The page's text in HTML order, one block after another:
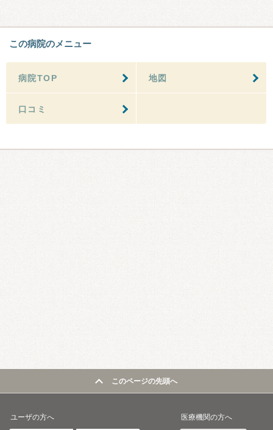
この病院のメニュー
病院TOP 地図
口コミ
このページの先頭へ
ユーザの方へ 医療機関の方へ